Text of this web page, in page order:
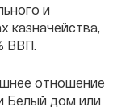
и
казначейства,
ВВП.
отношение
Белый дом или